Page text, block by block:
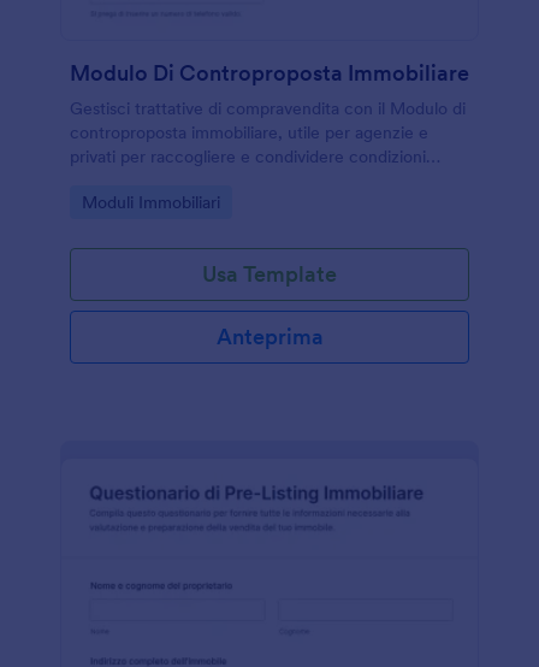
Modulo Di Controproposta Immobiliare
Gestisci trattative di compravendita con il Modulo di
controproposta immobiliare, utile per agenzie e
privati per raccogliere e condividere condizioni
modulo con Jotform.
Go to Category:
Moduli Immobiliari
Usa Template
Anteprima